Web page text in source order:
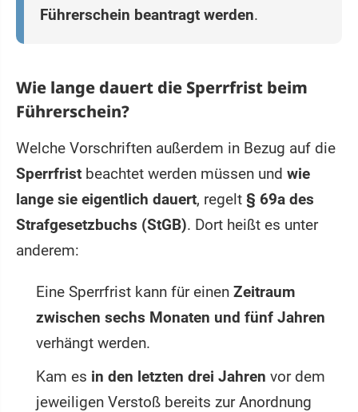
Führerschein beantragt werden.
Wie lange dauert die Sperrfrist beim
Führerschein?
Welche Vorschriften außerdem in Bezug auf die
Sperrfrist beachtet werden müssen und wie
lange sie eigentlich dauert, regelt § 69a des
Strafgesetzbuchs (StGB). Dort heißt es unter
anderem:
Eine Sperrfrist kann für einen Zeitraum
zwischen sechs Monaten und fünf Jahren
verhängt werden.
Kam es in den letzten drei Jahren vor dem
jeweiligen Verstoß bereits zur Anordnung